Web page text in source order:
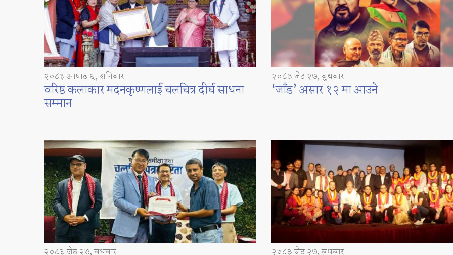
२०८३ आषाढ ६, शनिबार
वरिष्ठ कलाकार मदनकृष्णलाई चलचित्र दीर्घ साधना
सम्मान
२०८३ जेठ २७, बुधबार
‘जाँड’ असार १२ मा आउने
२०८३ जेठ २७, बुधबार २०८३ जेठ २७, बुधबार